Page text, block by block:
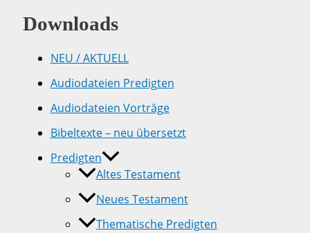
Downloads
NEU / AKTUELL
Audiodateien Predigten
Audiodateien Vorträge
Bibeltexte – neu übersetzt
Predigten
Altes Testament
Neues Testament
Thematische Predigten